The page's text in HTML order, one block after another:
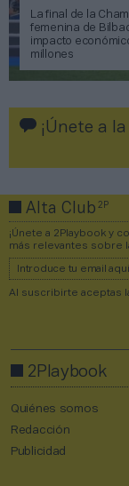
La final de la
femenina de
impacto
millones
¡Únete a
Alta Club2P
¡Únete a 2Playbook y
más relevantes sobre
Al suscribirte aceptas
2Playbook
Quiénes somos
Redacción
Publicidad